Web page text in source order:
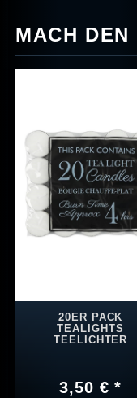
MACH
20ER PACK
TEALIGHTS
TEELICHTER
3,50 € *